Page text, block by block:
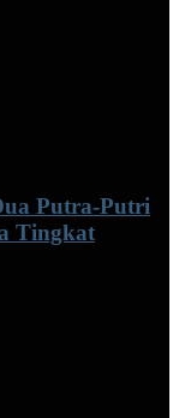
Putra-Putri
Tingkat